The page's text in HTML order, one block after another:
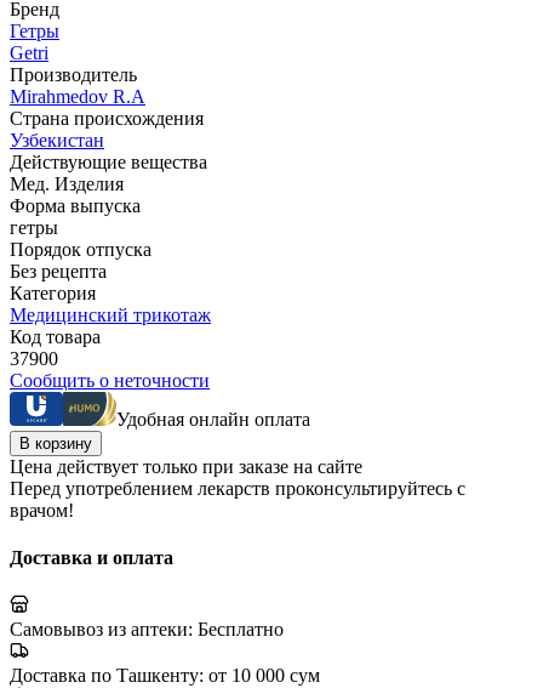
Бренд
Гетры
Getri
Производитель
Mirahmedov R.A
Страна происхождения
Узбекистан
Действующие вещества
Мед. Изделия
Форма выпуска
гетры
Порядок отпуска
Без рецепта
Категория
Медицинский трикотаж
Код товара
37900
Сообщить о неточности
Удобная онлайн оплата
В корзину
Цена действует только при заказе на сайте
Перед употреблением лекарств проконсультируйтесь с
врачом!
Доставка и оплата
Самовывоз из аптеки: Бесплатно
Доставка по Ташкенту: от 10 000 сум